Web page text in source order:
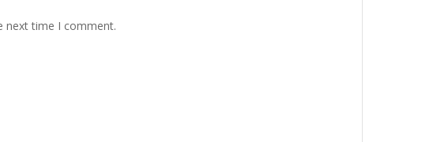
next time I comment.